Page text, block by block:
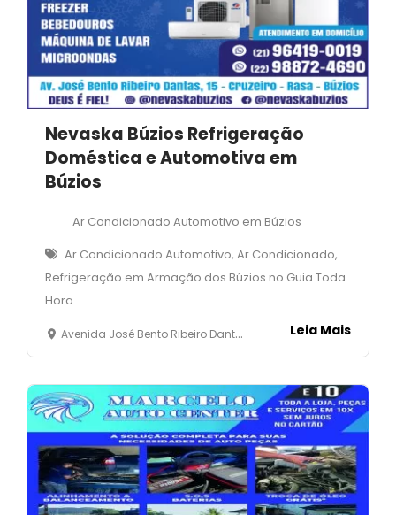
Nevaska Búzios Refrigeração
Doméstica e Automotiva em
Búzios
Ar Condicionado Automotivo em Búzios
Ar Condicionado Automotivo, Ar Condicionado,
Refrigeração em Armação dos Búzios no Guia Toda
Hora
Avenida José Bento Ribeiro Dantas, 15 - Cruzeiro - Rasa - Armação dos Búzios Leia Mais